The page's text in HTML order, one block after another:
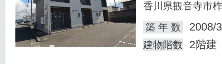
香川県観音寺市
築 年 数
2008/
建物階数 2階建